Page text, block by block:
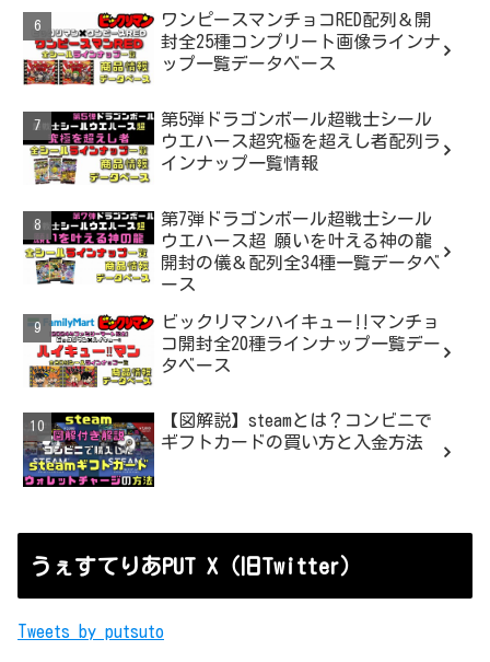
ワンピースマンチョコRED配列＆開
封全25種コンプリート画像ラインナ
ップ一覧データベース
第5弾ドラゴンボール超戦士シール
ウエハース超究極を超えし者配列ラ
インナップ一覧情報
第7弾ドラゴンボール超戦士シール
ウエハース超 願いを叶える神の龍
開封の儀＆配列全34種一覧データベ
ース
ビックリマンハイキュー‼マンチョ
コ開封全20種ラインナップ一覧デー
タベース
【図解説】steamとは？コンビニで
ギフトカードの買い方と入金方法
うぇすてりあPUT X（旧Twitter）
Tweets by putsuto